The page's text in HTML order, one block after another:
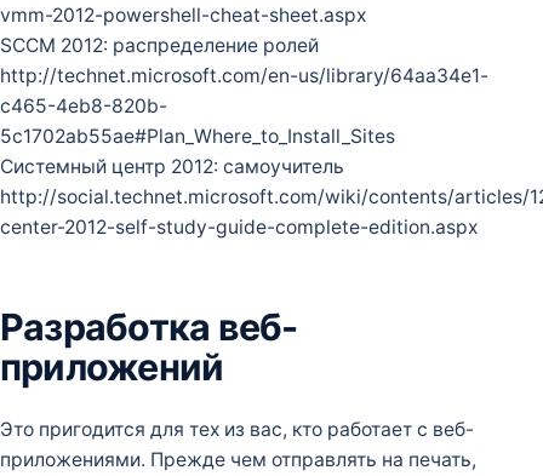
vmm-2012-powershell-cheat-sheet.aspx
SCCM 2012: распределение ролей
http://technet.microsoft.com/en-us/library/64aa34e1-
c465-4eb8-820b-
5c1702ab55ae#Plan_Where_to_Install_Sites
Системный центр 2012: самоучитель
http://social.technet.microsoft.com/wiki/contents/articles/
center-2012-self-study-guide-complete-edition.aspx
Разработка веб-
приложений
Это пригодится для тех из вас, кто работает с веб-
приложениями. Прежде чем отправлять на печать,